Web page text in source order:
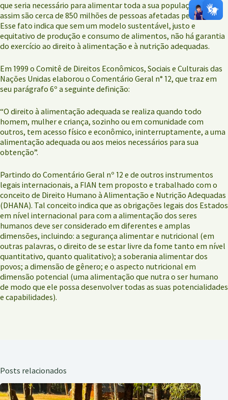
que seria necessário para alimentar toda a sua população, ainda
assim são cerca de 850 milhões de pessoas afetadas pela fome.
Esse fato indica que sem um modelo sustentável, justo e
equitativo de produção e consumo de alimentos, não há garantia
do exercício ao direito à alimentação e à nutrição adequadas.
Em 1999 o Comitê de Direitos Econômicos, Sociais e Culturais das
Nações Unidas elaborou o Comentário Geral n° 12, que traz em
seu parágrafo 6º a seguinte definição:
“O direito à alimentação adequada se realiza quando todo
homem, mulher e criança, sozinho ou em comunidade com
outros, tem acesso físico e econômico, ininterruptamente, a uma
alimentação adequada ou aos meios necessários para sua
obtenção”.
Partindo do Comentário Geral nº 12 e de outros instrumentos
legais internacionais, a FIAN tem proposto e trabalhado com o
conceito de Direito Humano à Alimentação e Nutrição Adequadas
(DHANA). Tal conceito indica que as obrigações legais dos Estados
em nível internacional para com a alimentação dos seres
humanos deve ser considerado em diferentes e amplas
dimensões, incluindo: a segurança alimentar e nutricional (em
outras palavras, o direito de se estar livre da fome tanto em nível
quantitativo, quanto qualitativo); a soberania alimentar dos
povos; a dimensão de gênero; e o aspecto nutricional em
dimensão potencial (uma alimentação que nutra o ser humano
de modo que ele possa desenvolver todas as suas potencialidades
e capabilidades).
Posts relacionados